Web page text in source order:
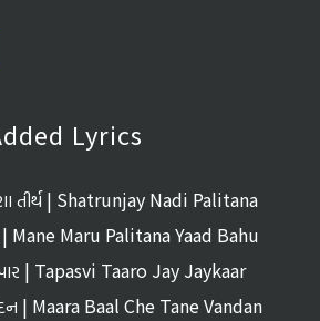
Lyrics
તીર્થ | Shatrunjay Nadi Palitana
| Mane Maru Palitana Yaad Bahu
| Tapasvi Taaro Jay Jaykaar
| Maara Baal Che Tane Vandan